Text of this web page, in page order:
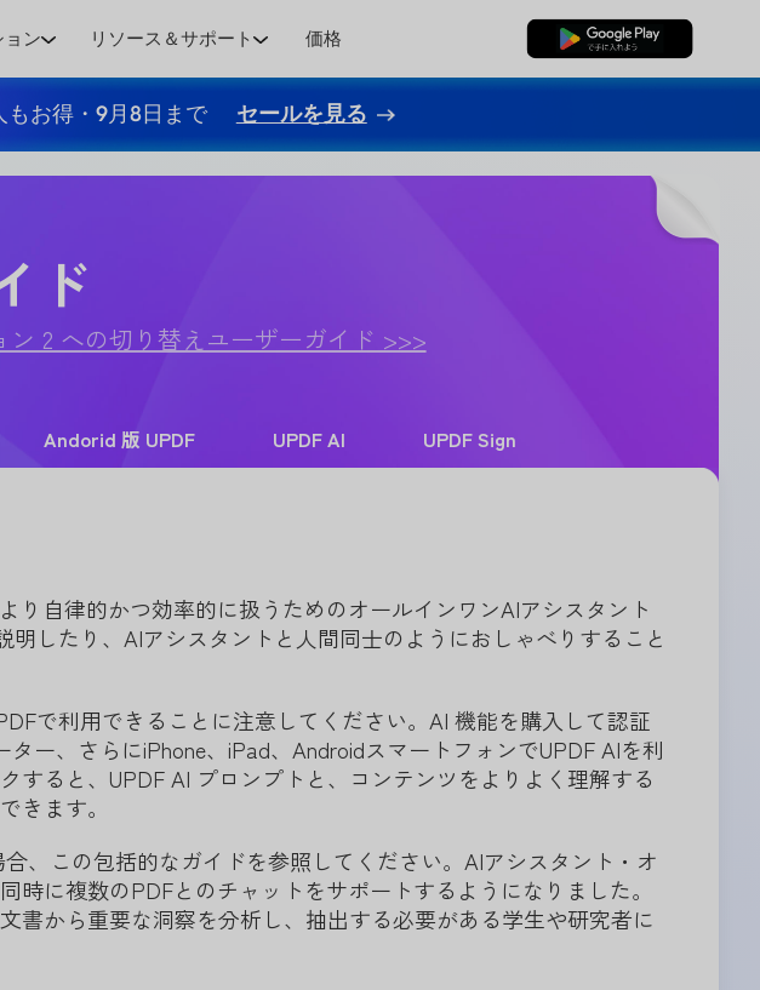
ョン リソース＆サポート 価格 無料ダウンロード
もお得・9月8日まで セールを見る
ド
ン 2 への切り替えユーザーガイド >>>
Andorid 版 UPDF UPDF AI UPDF Sign
り自律的かつ効率的に扱うためのオールインワンAIアシスタント
したり、AIアシスタントと人間同士のようにおしゃべりすること
で利用できることに注意してください。AI 機能を購入して認証
ー、さらにiPhone、iPad、AndroidスマートフォンでUPDF AIを利
すると、UPDF AI プロンプトと、コンテンツをよりよく理解する
きます。
、この包括的なガイドを参照してください。AIアシスタント・オ
時に複数のPDFとのチャットをサポートするようになりました。
書から重要な洞察を分析し、抽出する必要がある学生や研究者に